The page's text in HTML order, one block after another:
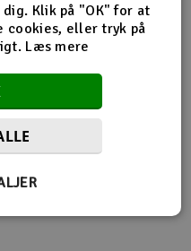
Klik på "OK" for at
cookies, eller tryk på
Læs mere